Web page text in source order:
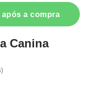
a compra
Canina